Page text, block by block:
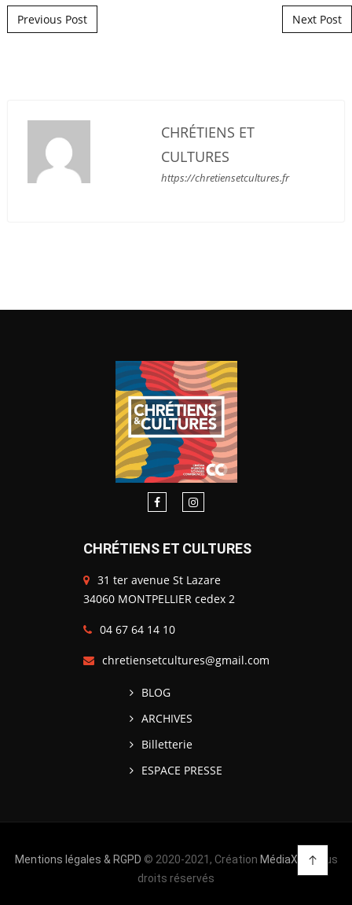
Post navigation
Previous Post Next Post
CHRÉTIENS ET
CULTURES
https://chretiensetcultures.fr
CHRÉTIENS ET CULTURES
31 ter avenue St Lazare
34060 MONTPELLIER cedex 2
04 67 64 14 10
chretiensetcultures@gmail.com
BLOG
ARCHIVES
Billetterie
ESPACE PRESSE
Mentions légales & RGPD © 2020-2021, Création MédiaXV
| Tous
droits réservés